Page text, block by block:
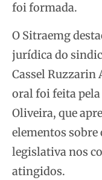
foi formada.
O Sitraemg
jurídica do
Cassel Ruzzarin
oral foi feita pela
Oliveira, que
elementos sobre
legislativa nos
atingidos.